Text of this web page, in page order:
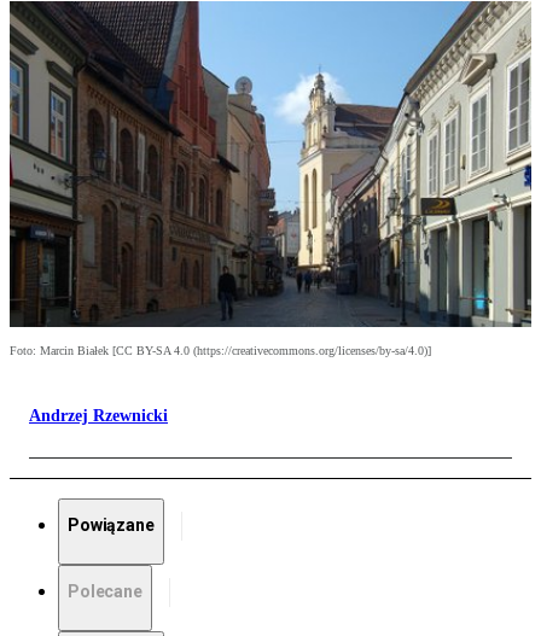
Foto: Marcin Białek [CC BY-SA 4.0 (https://creativecommons.org/licenses/by-sa/4.0)]
Andrzej Rzewnicki
Powiązane
Polecane